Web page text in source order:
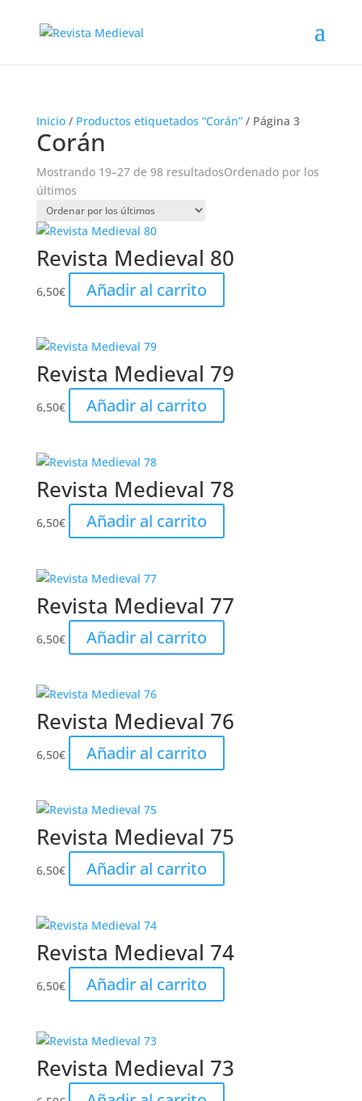
Inicio/ Productos etiquetados “Corán”/ Página 3
Corán
Mostrando 19–27 de 98 resultadosOrdenado por los
últimos
Revista Medieval 80
6,50€ Añadir al carrito
Revista Medieval 79
6,50€ Añadir al carrito
Revista Medieval 78
6,50€ Añadir al carrito
Revista Medieval 77
6,50€ Añadir al carrito
Revista Medieval 76
6,50€ Añadir al carrito
Revista Medieval 75
6,50€ Añadir al carrito
Revista Medieval 74
6,50€ Añadir al carrito
Revista Medieval 73